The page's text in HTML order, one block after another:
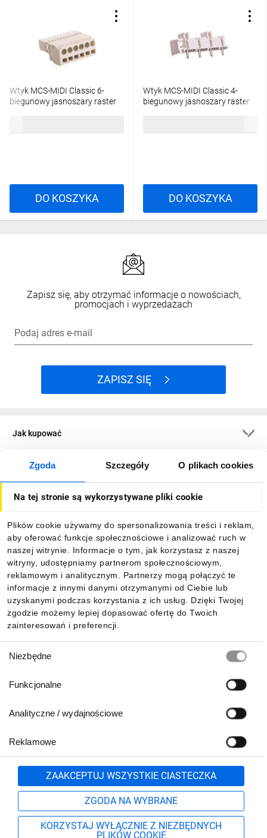
Zgoda Szczegóły O plikach cookies
Na tej stronie są wykorzystywane pliki cookie
Plików cookie używamy do spersonalizowania treści i reklam,
aby oferować funkcje społecznościowe i analizować ruch w
naszej witrynie. Informacje o tym, jak korzystasz z naszej
witryny, udostępniamy partnerom społecznościowym,
reklamowym i analitycznym. Partnerzy mogą połączyć te
informacje z innymi danymi otrzymanymi od Ciebie lub
uzyskanymi podczas korzystania z ich usług. Dzięki Twojej
zgodzie możemy lepiej dopasować ofertę do Twoich
zainteresowań i preferencji.
zgody
Niezbędne
Funkcjonalne
Analityczne / wydajnościowe
Reklamowe
ZAAKCEPTUJ WSZYSTKIE CIASTECZKA
ZGODA NA WYBRANE
KORZYSTAJ WYŁĄCZNIE Z NIEZBĘDNYCH
PLIKÓW COOKIE
Wtyk MCS-MIDI Classic 6-
biegunowy jasnoszary raster
DO KOSZYKA
Wtyk MCS-MIDI Classic 4-
biegunowy jasnoszary raster
DO KOSZYKA
Zapisz się, aby otrzymać informacje o nowościach,
promocjach i wyprzedażach
Podaj adres e-mail
ZAPISZ SIĘ
Jak kupować
O firmie
Informacje
Pobierz naszą aplikację mobilną:
801 500 700 lub
71 37 61 600
Formularz kontaktowy